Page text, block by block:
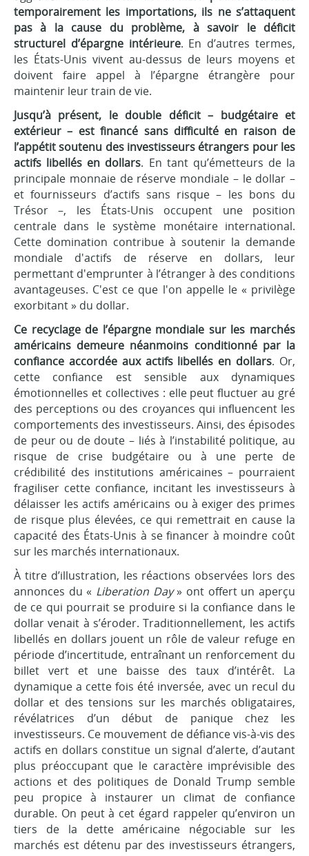
temporairement les importations, ils ne s’attaquent
pas à la cause du problème, à savoir le déficit
structurel d’épargne intérieure. En d’autres termes,
les États-Unis vivent au-dessus de leurs moyens et
doivent faire appel à l’épargne étrangère pour
maintenir leur train de vie.
Jusqu’à présent, le double déficit – budgétaire et
extérieur – est financé sans difficulté en raison de
l’appétit soutenu des investisseurs étrangers pour les
actifs libellés en dollars. En tant qu’émetteurs de la
principale monnaie de réserve mondiale – le dollar –
et fournisseurs d’actifs sans risque – les bons du
Trésor –, les États-Unis occupent une position
centrale dans le système monétaire international.
Cette domination contribue à soutenir la demande
mondiale d'actifs de réserve en dollars, leur
permettant d'emprunter à l’étranger à des conditions
avantageuses. C'est ce que l'on appelle le « privilège
exorbitant » du dollar.
Ce recyclage de l’épargne mondiale sur les marchés
américains demeure néanmoins conditionné par la
confiance accordée aux actifs libellés en dollars. Or,
cette confiance est sensible aux dynamiques
émotionnelles et collectives : elle peut fluctuer au gré
des perceptions ou des croyances qui influencent les
comportements des investisseurs. Ainsi, des épisodes
de peur ou de doute – liés à l’instabilité politique, au
risque de crise budgétaire ou à une perte de
crédibilité des institutions américaines – pourraient
fragiliser cette confiance, incitant les investisseurs à
délaisser les actifs américains ou à exiger des primes
de risque plus élevées, ce qui remettrait en cause la
capacité des États-Unis à se financer à moindre coût
sur les marchés internationaux.
À titre d’illustration, les réactions observées lors des
annonces du « Liberation Day» ont offert un aperçu
de ce qui pourrait se produire si la confiance dans le
dollar venait à s’éroder. Traditionnellement, les actifs
libellés en dollars jouent un rôle de valeur refuge en
période d’incertitude, entraînant un renforcement du
billet vert et une baisse des taux d’intérêt. La
dynamique a cette fois été inversée, avec un recul du
dollar et des tensions sur les marchés obligataires,
révélatrices d’un début de panique chez les
investisseurs. Ce mouvement de défiance vis-à-vis des
actifs en dollars constitue un signal d’alerte, d’autant
plus préoccupant que le caractère imprévisible des
actions et des politiques de Donald Trump semble
peu propice à instaurer un climat de confiance
durable. On peut à cet égard rappeler qu’environ un
tiers de la dette américaine négociable sur les
marchés est détenu par des investisseurs étrangers,